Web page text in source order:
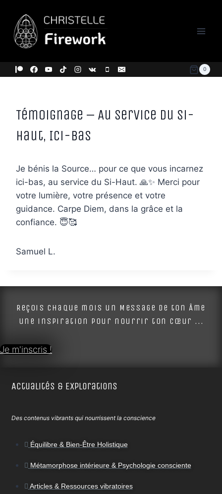
contenu
0
Témoignage – Au Service du Si-
Haut, Ici-Bas
Je bénis la Source… pour ce que vous incarnez
ici-bas, au service du Si-Haut. 🙏✨ Merci pour
votre lumière, votre présence et votre
guidance. Carpe Diem, dans la grâce et la
confiance. 😇🥰
Samuel L.
Reçois chaque mois un Message de ton Âme
une inspiration pour nourrir ton cœur ...
Je m'inscris !
Actualités & Explorations
Des contenus vibrants qui nourrissent la conscience
Équilibre & Bien-Être Holistique
Métamorphose intérieure & Psychologie consciente
Articles & Ressources vibratoires